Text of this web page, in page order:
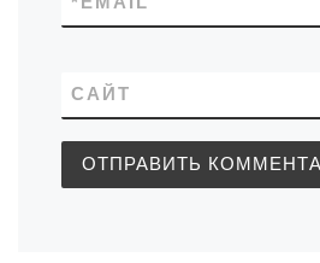
САЙТ